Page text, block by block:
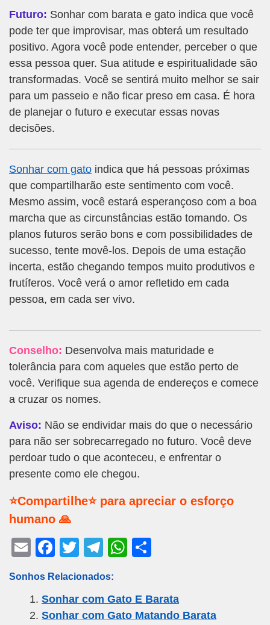
Futuro: Sonhar com barata e gato indica que você
pode ter que improvisar, mas obterá um resultado
positivo. Agora você pode entender, perceber o que
essa pessoa quer. Sua atitude e espiritualidade são
transformadas. Você se sentirá muito melhor se sair
para um passeio e não ficar preso em casa. É hora
de planejar o futuro e executar essas novas
decisões.
Sonhar com gato indica que há pessoas próximas
que compartilharão este sentimento com você.
Mesmo assim, você estará esperançoso com a boa
marcha que as circunstâncias estão tomando. Os
planos futuros serão bons e com possibilidades de
sucesso, tente movê-los. Depois de uma estação
incerta, estão chegando tempos muito produtivos e
frutíferos. Você verá o amor refletido em cada
pessoa, em cada ser vivo.
Conselho: Desenvolva mais maturidade e
tolerância para com aqueles que estão perto de
você. Verifique sua agenda de endereços e comece
a cruzar os nomes.
Aviso: Não se endividar mais do que o necessário
para não ser sobrecarregado no futuro. Você deve
perdoar tudo o que aconteceu, e enfrentar o
presente como ele chegou.
⭐Compartilhe⭐ para apreciar o esforço
humano 🙏
E
ail
F
c
e
T
tt
er
T
e
gr
W
s
e
Sonhos Relacionados:
Sonhar com Gato E Barata
Sonhar com Gato Matando Barata